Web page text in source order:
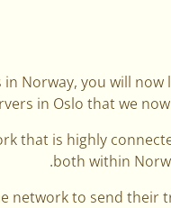
Norway, you will now
in Oslo that we
that is highly
both within
network to send